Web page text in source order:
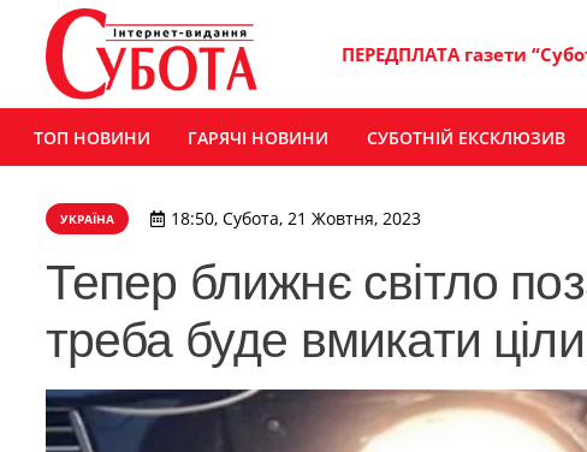
ПЕРЕДПЛАТА газети
ТОП НОВИНИ ГАРЯЧІ НОВИНИ СУБОТНІЙ ЕКСКЛЮЗИВ
УКРАЇНА 18:50, Субота, 21 Жовтня, 2023
Тепер ближнє світло
треба буде вмикати